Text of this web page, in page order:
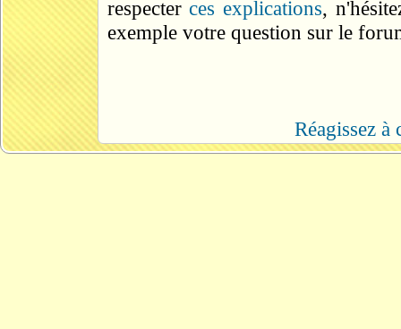
respecterces explications,
exemple votre question sur le
Réagissez